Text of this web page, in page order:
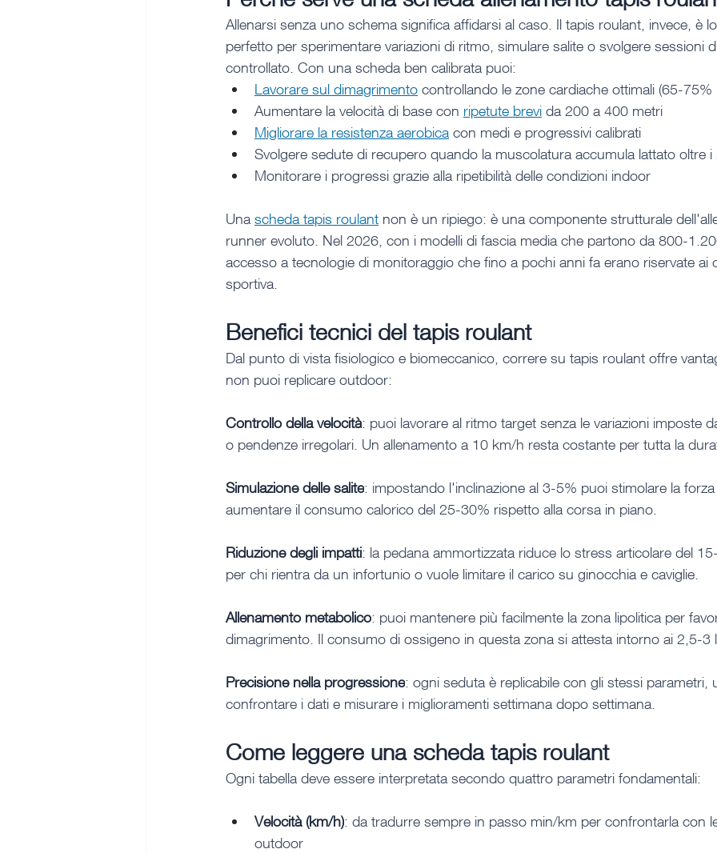
Allenarsi senza uno schema significa affidarsi al caso. Il tapis roulant, invece, è
perfetto per sperimentare variazioni di ritmo, simulare salite o svolgere sessioni
controllato. Con una scheda ben calibrata puoi:
Lavorare sul dimagrimento controllando le zone cardiache ottimali (65-75%
Aumentare la velocità di base con ripetute brevi da 200 a 400 metri
Migliorare la resistenza aerobica con medi e progressivi calibrati
Svolgere sedute di recupero quando la muscolatura accumula lattato oltre
Monitorare i progressi grazie alla ripetibilità delle condizioni indoor
Una scheda tapis roulant non è un ripiego: è una componente strutturale
runner evoluto. Nel 2026, con i modelli di fascia media che partono da 800-
accesso a tecnologie di monitoraggio che fino a pochi anni fa erano riservate ai
sportiva.
Benefici tecnici del tapis roulant
Dal punto di vista fisiologico e biomeccanico, correre su tapis roulant offre
non puoi replicare outdoor:
Controllo della velocità: puoi lavorare al ritmo target senza le variazioni imposte
o pendenze irregolari. Un allenamento a 10 km/h resta costante per tutta la
Simulazione delle salite: impostando l'inclinazione al 3-5% puoi stimolare la
aumentare il consumo calorico del 25-30% rispetto alla corsa in piano.
Riduzione degli impatti: la pedana ammortizzata riduce lo stress articolare del
per chi rientra da un infortunio o vuole limitare il carico su ginocchia e caviglie.
Allenamento metabolico: puoi mantenere più facilmente la zona lipolitica per
dimagrimento. Il consumo di ossigeno in questa zona si attesta intorno ai 2,5-3
Precisione nella progressione: ogni seduta è replicabile con gli stessi parametri,
confrontare i dati e misurare i miglioramenti settimana dopo settimana.
Come leggere una scheda tapis roulant
Ogni tabella deve essere interpretata secondo quattro parametri fondamentali:
Velocità (km/h): da tradurre sempre in passo min/km per confrontarla con
outdoor